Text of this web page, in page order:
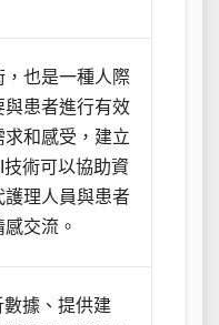
也是一種人際
與患者進行有效
和感受，建立
技術可以協助資
理人員與患者
交流。
據、提供建